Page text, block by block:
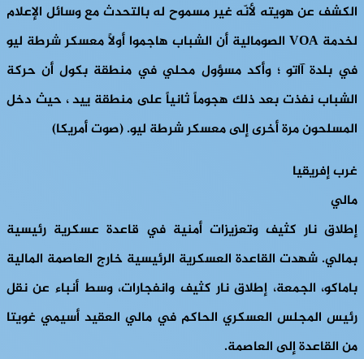
الكشف عن هويته لأنّه غير مسموح له بالتحدث مع وسائل الإعلام
لخدمة VOA الصومالية أن الشباب هاجموا أولاً معسكر شرطة ليو
في بلدة آاتو ؛ وأكد مسؤول محلي في منطقة بكول أن حركة
الشباب نفذت بعد ذلك هجوماً ثانياً على منطقة ييد ، حيث دخل
المسلحون مرة أخرى إلى معسكر شرطة ليو. (صوت أمريكا)
غرب إفريقيا
مالي
إطلاق نار كثيف وتعزيزات أمنية في قاعدة عسكرية رئيسية
بمالي. شهدت القاعدة العسكرية الرئيسية خارج العاصمة المالية
باماكو، الجمعة، إطلاق نار كثيف وانفجارات، وسط أنباء عن نقل
رئيس المجلس العسكري الحاكم في مالي العقيد أسيمي غويتا
من القاعدة إلى العاصمة.